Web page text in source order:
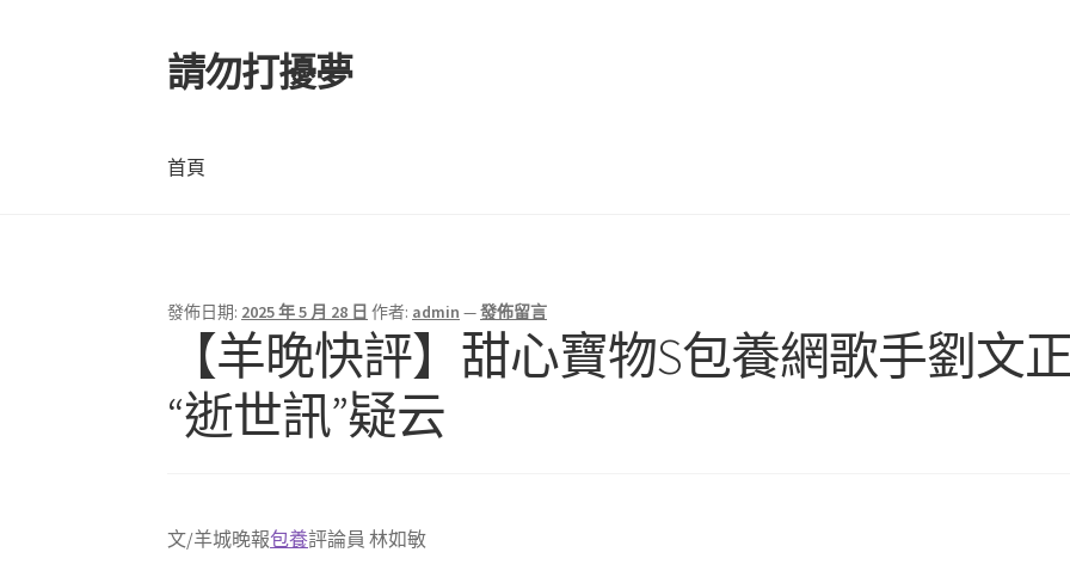
跳
至
覽
列
跳
至
要
內
請勿打擾夢
首頁
發佈日期: 2025 年 5 月 28 日 作者: admin —發佈留言
【羊晚快評】甜心寶物S包養網歌手劉文
“逝世訊”疑云
文/羊城晚報包養評論員 林如敏